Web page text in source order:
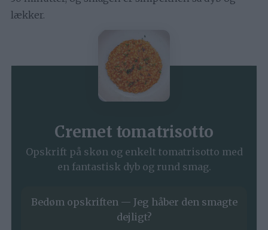
lækker.
Cremet tomatrisotto
Opskrift på skøn og enkelt tomatrisotto med
en fantastisk dyb og rund smag.
Bedøm opskriften — Jeg håber den smagte
dejligt?